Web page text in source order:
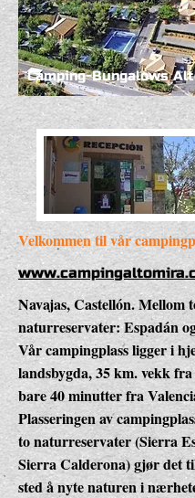
Camping-Bungalows
Velkommen til vår
Navajas, Castellón. Mellom
naturreservater: Espadán
Vår campingplass ligger i
landsbygda, 35 km. vekk
bare 40 minutter fra
Plasseringen av
to naturreservater (Sierra
Sierra Calderona) gjør det
sted å nyte naturen i